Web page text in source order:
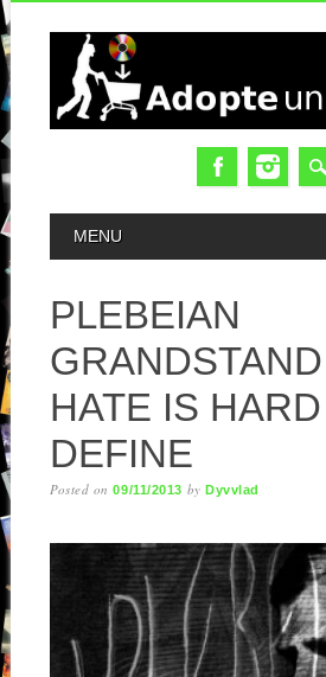
MAIN MENU
MENU
PLEBEIAN
HATE IS
DEFINE
Posted on09/11/2013 byDyvvlad